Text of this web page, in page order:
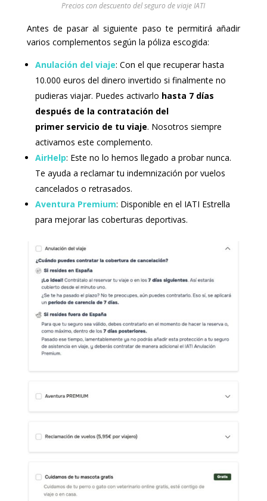
Precios con descuento del seguro de viaje IATI
Antes de pasar al siguiente paso te permitirá añadir
varios complementos según la póliza escogida:
Anulación del viaje: Con el que recuperar hasta
10.000 euros del dinero invertido si finalmente no
pudieras viajar. Puedes activarlo hasta 7 días
después de la contratación del
primer servicio de tu viaje. Nosotros siempre
activamos este complemento.
AirHelp: Este no lo hemos llegado a probar nunca.
Te ayuda a reclamar tu indemnización por vuelos
cancelados o retrasados.
Aventura Premium: Disponible en el IATI Estrella
para mejorar las coberturas deportivas.